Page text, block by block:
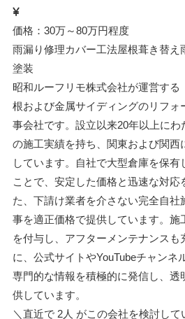
価格：30万～80万円程度
雨漏り修理カバー工法屋根葺き替え
塗装
昭和ルーフリモ株式会社が運営する
根および金属サイディングのリフォ
事会社です。設立以来20年以上にわ
の施工実績を持ち、関東および関西
しています。自社で大型倉庫を保有
ことで、安定した価格と迅速な対応
た、下請け業者を介さない完全自社
事を適正価格で提供しています。施
を付与し、アフターメンテナンスも
に、公式サイトやYouTubeチャンネ
専門的な情報を積極的に発信し、透
供しています。
＼直近で 2人 がこの会社を検討して